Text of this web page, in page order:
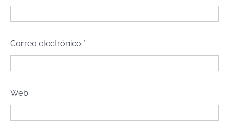
Correo electrónico *
Web